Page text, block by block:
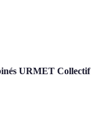
URMET Collectif